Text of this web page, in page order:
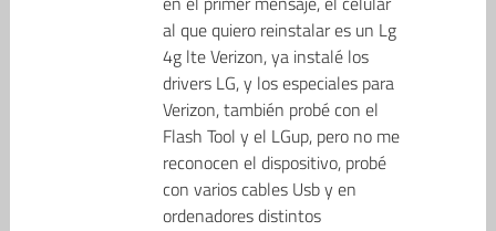
al que quiero reinstalar es un Lg
4g lte Verizon, ya instalé los
drivers LG, y los especiales para
Verizon, también probé con el
Flash Tool y el LGup, pero no me
reconocen el dispositivo, probé
con varios cables Usb y en
ordenadores distintos